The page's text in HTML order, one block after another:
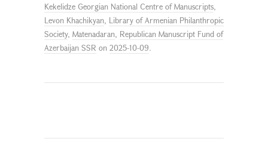
Kekelidze Georgian National Centre of Manuscripts,
Levon Khachikyan, Library of Armenian Philanthropic
Society, Matenadaran, Republican Manuscript Fund of
Azerbaijan SSR on 2025-10-09.